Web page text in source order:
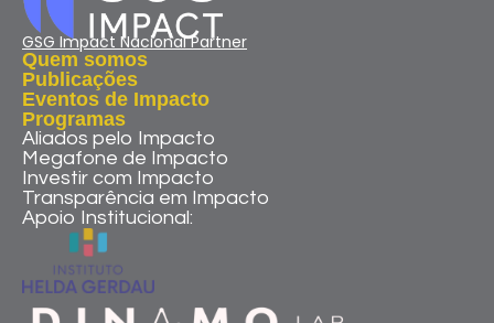
GSG Impact Nacional Partner
Quem somos
Publicações
Eventos de Impacto
Programas
Aliados pelo Impacto
Megafone de Impacto
Investir com Impacto
Transparência em Impacto
Apoio Institucional: